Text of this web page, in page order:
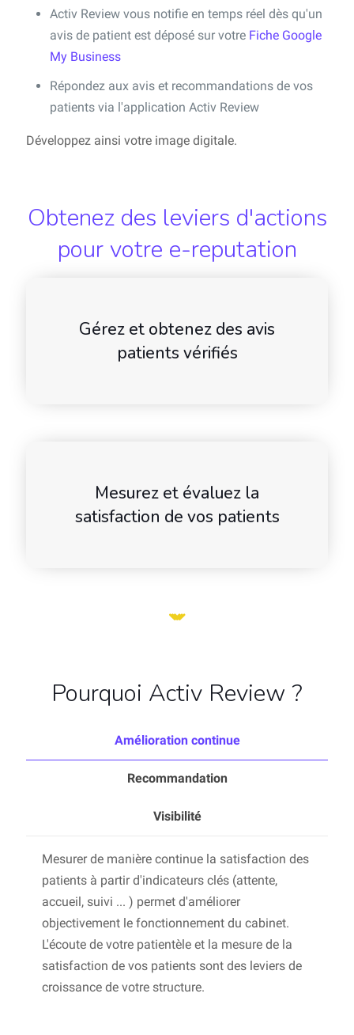
Activ Review vous notifie en temps réel dès qu'un
avis de patient est déposé sur votre Fiche Google
My Business
Répondez aux avis et recommandations de vos
patients via l'application Activ Review
Développez ainsi votre image digitale.
Obtenez des leviers d'actions
pour votre e-reputation
Gérez et obtenez des avis
patients vérifiés
Mesurez et évaluez la
satisfaction de vos patients
Pourquoi Activ Review ?
Amélioration continue
Recommandation
Visibilité
Mesurer de manière continue la satisfaction des
patients à partir d'indicateurs clés (attente,
accueil, suivi ... ) permet d'améliorer
objectivement le fonctionnement du cabinet.
L'écoute de votre patientèle et la mesure de la
satisfaction de vos patients sont des leviers de
croissance de votre structure.